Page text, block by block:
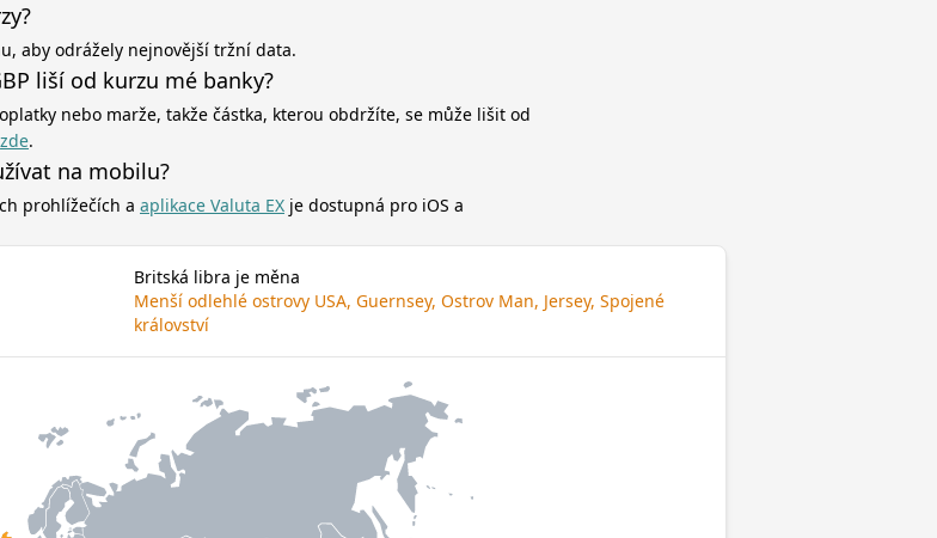
aby odrážely nejnovější tržní data.
liší od kurzu mé banky?
nebo marže, takže částka, kterou obdržíte, se může lišit od
zde.
na mobilu?
prohlížečích a aplikace Valuta EX je dostupná pro iOS a
Britská libra je měna
Menší odlehlé ostrovy USA, Guernsey, Ostrov Man, Jersey, Spojené
království